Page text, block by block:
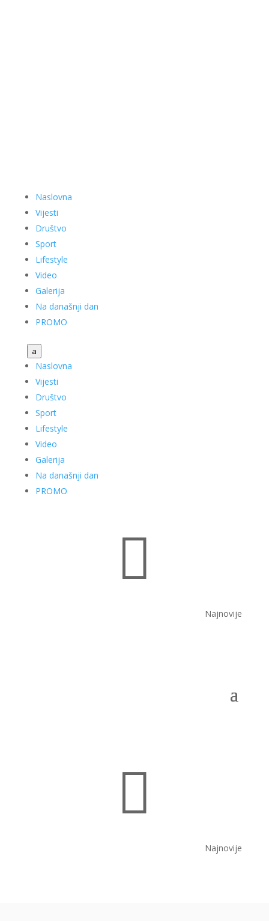
Naslovna
Vijesti
Društvo
Sport
Lifestyle
Video
Galerija
Na današnji dan
PROMO
a
Naslovna
Vijesti
Društvo
Sport
Lifestyle
Video
Galerija
Na današnji dan
PROMO

Najnovije

Najnovije